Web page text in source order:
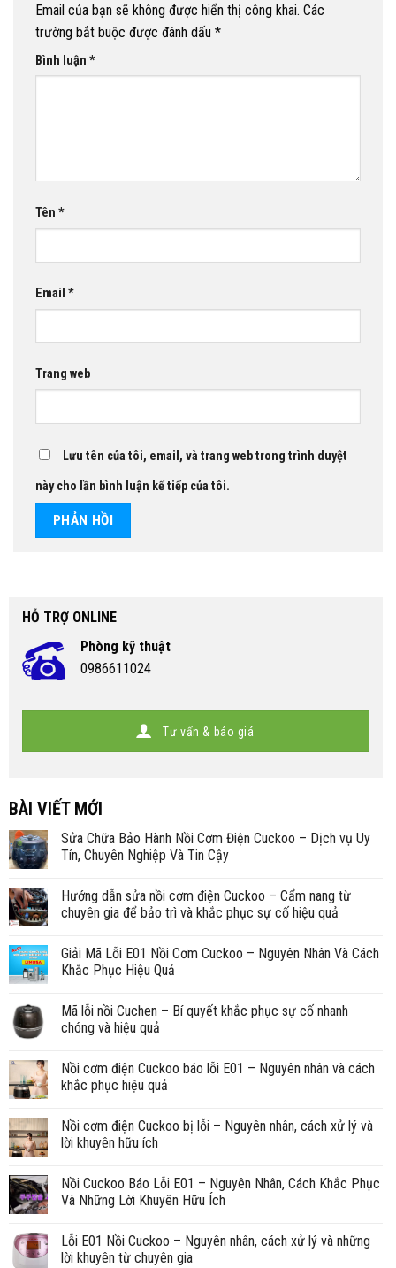
Email của bạn sẽ không được hiển thị công khai. Các
trường bắt buộc được đánh dấu *
Bình luận *
Tên *
Email *
Trang web
Lưu tên của tôi, email, và trang web trong trình duyệt
này cho lần bình luận kế tiếp của tôi.
HỖ TRỢ ONLINE
Phòng kỹ thuật
0986611024
Tư vấn & báo giá
BÀI VIẾT MỚI
Sửa Chữa Bảo Hành Nồi Cơm Điện Cuckoo – Dịch vụ Uy
Tín, Chuyên Nghiệp Và Tin Cậy
Hướng dẫn sửa nồi cơm điện Cuckoo – Cẩm nang từ
chuyên gia để bảo trì và khắc phục sự cố hiệu quả
Giải Mã Lỗi E01 Nồi Cơm Cuckoo – Nguyên Nhân Và Cách
Khắc Phục Hiệu Quả
Mã lỗi nồi Cuchen – Bí quyết khắc phục sự cố nhanh
chóng và hiệu quả
Nồi cơm điện Cuckoo báo lỗi E01 – Nguyên nhân và cách
khắc phục hiệu quả
Nồi cơm điện Cuckoo bị lỗi – Nguyên nhân, cách xử lý và
lời khuyên hữu ích
Nồi Cuckoo Báo Lỗi E01 – Nguyên Nhân, Cách Khắc Phục
Và Những Lời Khuyên Hữu Ích
Lỗi E01 Nồi Cuckoo – Nguyên nhân, cách xử lý và những
lời khuyên từ chuyên gia